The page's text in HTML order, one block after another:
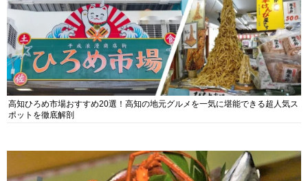
高知ひろめ市場おすすめ20選！高知の地元グルメを一気に堪能できる超人気ス
ポットを徹底解剖